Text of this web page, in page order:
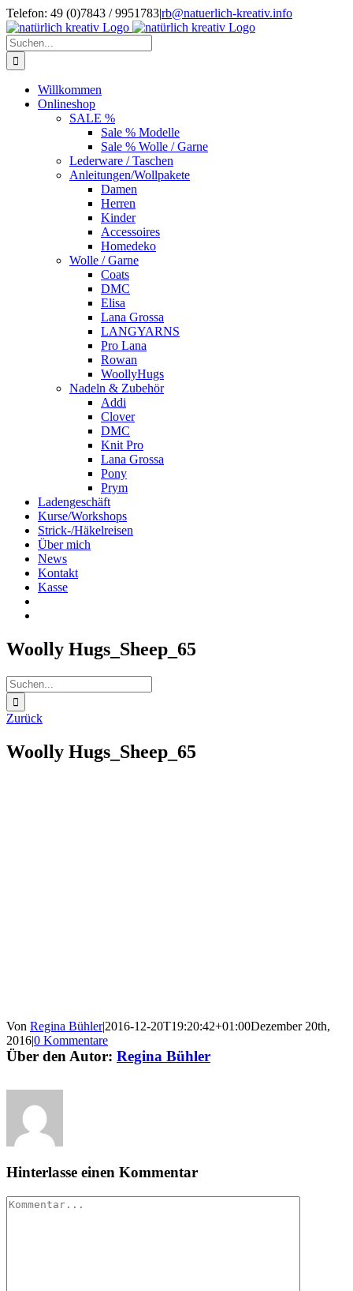
Zum
Inhalt
springen
Telefon: 49 (0)7843 / 9951783|rb@natuerlich-kreativ.info
Suche
nach:
Willkommen
Onlineshop
SALE %
Sale % Modelle
Sale % Wolle / Garne
Lederware / Taschen
Anleitungen/Wollpakete
Damen
Herren
Kinder
Accessoires
Homedeko
Wolle / Garne
Coats
DMC
Elisa
Lana Grossa
LANGYARNS
Pro Lana
Rowan
WoollyHugs
Nadeln & Zubehör
Addi
Clover
DMC
Knit Pro
Lana Grossa
Pony
Prym
Ladengeschäft
Kurse/Workshops
Strick-/Häkelreisen
Über mich
News
Kontakt
Kasse
Woolly Hugs_Sheep_65
Suche
nach:
Zurück
Woolly Hugs_Sheep_65
Von Regina Bühler|2016-12-20T19:20:42+01:00Dezember 20th,
2016|0 Kommentare
Über den Autor: Regina Bühler
Hinterlasse einen Kommentar
Kommentar